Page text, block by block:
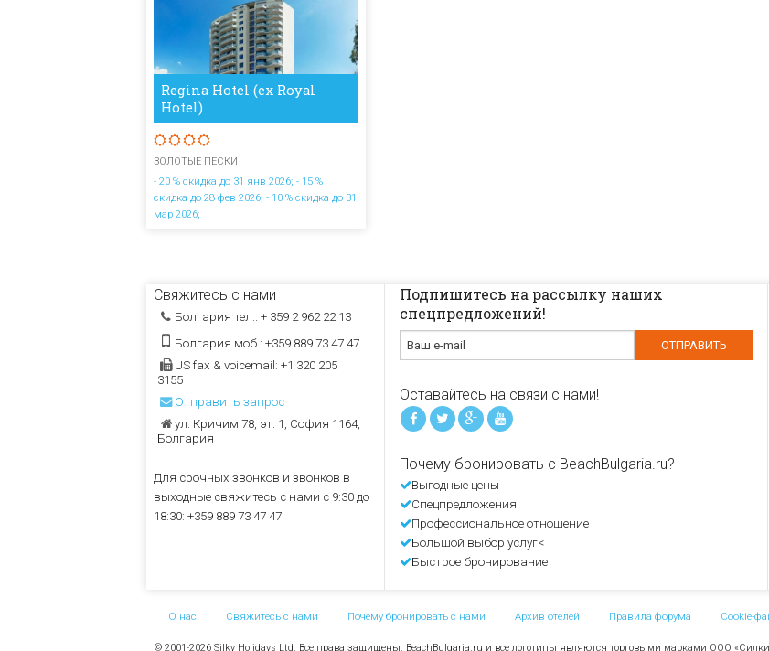
Regina Hotel (ex Royal
Hotel)
ЗОЛОТЫЕ ПЕСКИ
- 20 % скидка до 31 янв 2026; - 15 %
скидка до 28 фев 2026; - 10 % скидка до 31
мар 2026;
Свяжитесь с нами
Болгария тел:. + 359 2 962 22 13
Болгария моб.: +359 889 73 47 47
US fax & voicemail: +1 320 205
3155
Отправить запрос
ул. Кричим 78, эт. 1, София 1164,
Болгария
Для срочных звонков и звонков в
выходные свяжитесь с нами с 9:30 до
18:30: +359 889 73 47 47.
Подпишитесь на рассылку наших
спецпредложений!
Оставайтесь на связи с нами!
Почему бронировать с BeachBulgaria.ru?
Выгодные цены
Спецпредложения
Профессиональное отношение
Большой выбор услуг<
Быстрое бронирование
О нас Свяжитесь с нами Почему бронировать с нами Архив отелей Правила форума Cookie-
© 2001-2026 Silky Holidays Ltd. Все права защищены. BeachBulgaria.ru и все логотипы являются торговыми марками ООО «Силки